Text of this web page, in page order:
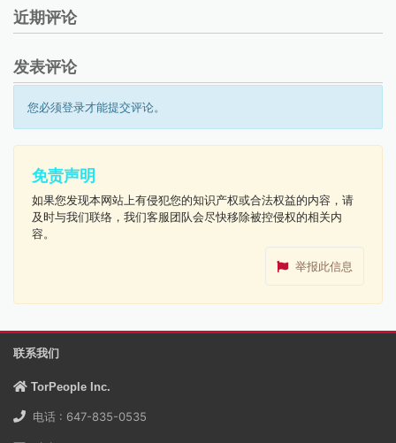
近期评论
发表评论
您必须登录才能提交评论。
免责声明
如果您发现本网站上有侵犯您的知识产权或合法权益的内容，请
及时与我们联络，我们客服团队会尽快移除被控侵权的相关内
容。
举报此信息
联系我们
TorPeople Inc.
电话 : 647-835-0535